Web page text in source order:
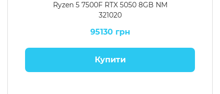
Ryzen 5 7500F RTX 5050 8GB NM
321020
95130 грн
Купити